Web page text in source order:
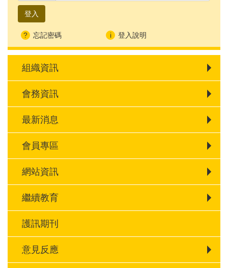
忘記密碼 登入說明
組織資訊
會務資訊
最新消息
會員專區
網站資訊
繼續教育
護訊期刊
意見反應